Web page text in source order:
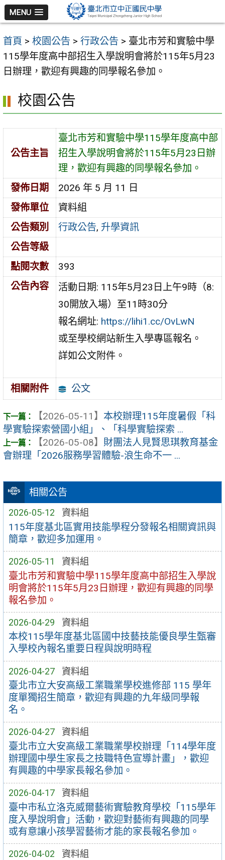
跳
至
主
要
內
區
MENU
首頁 > 校園公告 > 行政公告 > 臺北市芳和實驗中學
115學年度高中部招生入學說明會將於115年5月23
日辦理，歡迎有興趣的同學報名參加。
相關公告
2026-05-12 資料組
115年度基北區實用技能學程分發報名相關資訊與
簡章，歡迎多加運用。
2026-05-11 資料組
臺北市芳和實驗中學115學年度高中部招生入學說
明會將於115年5月23日辦理，歡迎有興趣的同學
報名參加。
2026-04-29 資料組
本校115學年度基北區國中技藝技能優良學生甄審
入學校內報名重要日程與說明時程
2026-04-27 資料組
臺北市立大安高級工業職業學校進修部 115 學年
度單獨招生簡章，歡迎有興趣的九年級同學報
名。
2026-04-27 資料組
臺北市立大安高級工業職業學校辦理「114學年度
辦理國中學生家長之技職特色宣導計畫」，歡迎
有興趣的中學家長報名參加。
2026-04-17 資料組
臺中市私立洛克威爾藝術實驗教育學校「115學年
度入學說明會」活動，歡迎對藝術有興趣的同學
或有意讓小孩學習藝術才能的家長報名參加。
2026-04-02 資料組
校園公告
公告主旨
臺北市芳和實驗中學115學年度高中部
招生入學說明會將於115年5月23日辦
理，歡迎有興趣的同學報名參加。
發佈日期
2026 年 5 月 11 日
發佈單位
資料組
公告類別
行政公告, 升學資訊
公告等級
點閱次數
393
公告內容
活動日期: 115年5月23日上午9時（8:
30開放入場）至11時30分
報名網址: https://lihi1.cc/OvLwN
或至學校網站新生入學專區報名。
詳如公文附件。
相關附件 公文
【2026-05-11】 本校辦理115年度暑假「科
學實驗探索營國小組」、「科學實驗探索 ...
【2026-05-08】 財團法人見賢思琪教育基金
會辦理「2026服務學習體驗-浪生命不一 ...